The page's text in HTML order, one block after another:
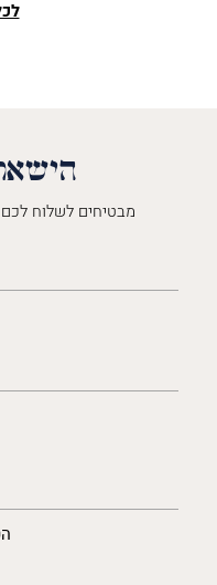
מבטיחים לשלוח